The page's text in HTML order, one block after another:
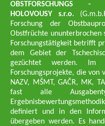
OBSTFORSCHUNGS -
HOLOVOUSY s.r.o.
Forschung der
Obstfrüchte ununterbrochen
Forschungstätigkeit betrifft
dem Gebiet der
gezüchtet werden. Im
Forschungsprojekte, die von
NAZV, MŠMT, GAČR, MK,
fast alle
definiert und in den
übergeben werden. Es